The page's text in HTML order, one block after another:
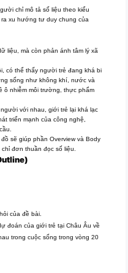
chỉ mô tả số liệu theo kiểu
ra xu hướng tư duy chung của
liệu, mà còn phản ánh tâm lý xã
có thể thấy người trẻ đang khá bi
sống như không khí, nước và
ô nhiễm môi trường, thực phẩm
với nhau, giới trẻ lại khá lạc
triển mạnh của công nghệ,
sẽ giúp phần Overview và Body
đơn thuần đọc số liệu.
của đề bài.
đoán của giới trẻ tại Châu Âu về
trong cuộc sống trong vòng 20